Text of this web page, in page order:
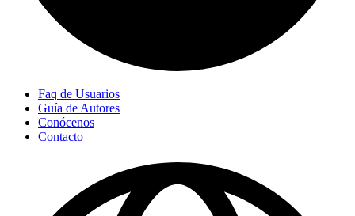
Faq de Usuarios
Guía de Autores
Conócenos
Contacto